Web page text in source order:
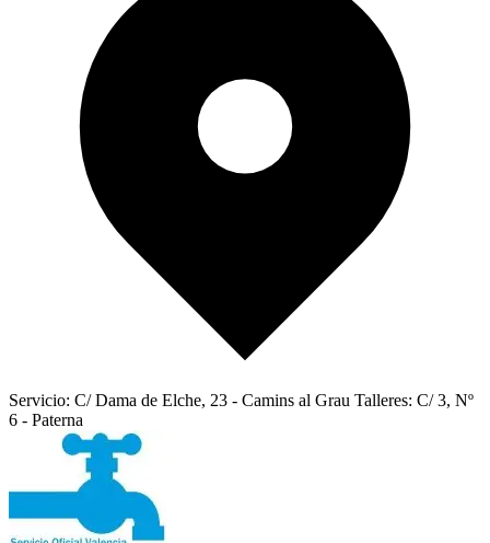
Servicio: C/ Dama de Elche, 23 - Camins al Grau Talleres: C/ 3, Nº
6 - Paterna